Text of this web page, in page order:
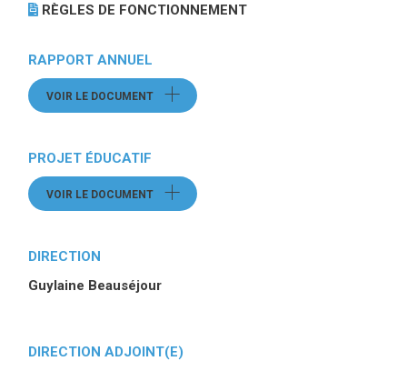
RÈGLES DE FONCTIONNEMENT
RAPPORT ANNUEL
VOIR LE DOCUMENT (CE LIEN OUVRE UN FICHIER)
PROJET ÉDUCATIF
VOIR LE DOCUMENT (CE LIEN OUVRE UN FICHIER)
DIRECTION
Guylaine Beauséjour
DIRECTION ADJOINT(E)